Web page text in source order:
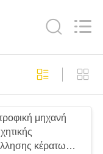
μηχανή
κέρατων